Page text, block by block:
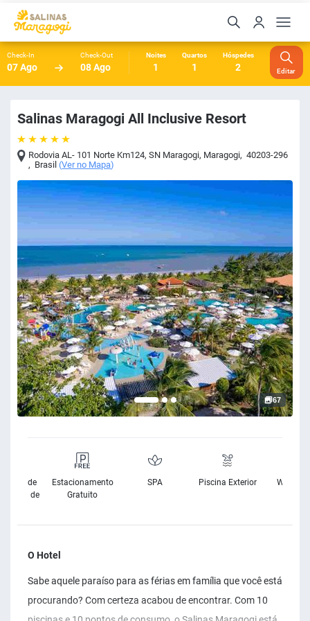
Check-In
07 Ago
Check-Out
08 Ago
Noites
1
Quartos
1
Hóspedes
2 Editar
Salinas Maragogi All Inclusive Resort
Rodovia AL- 101 Norte Km124, SN Maragogi, Maragogi, 40203-296
, Brasil (Ver no Mapa)
67
de
Estacionamento
Gratuito
SPA Piscina Exterior Wifi
O Hotel
Sabe aquele paraíso para as férias em família que você está
procurando? Com certeza acabou de encontrar. Com 10